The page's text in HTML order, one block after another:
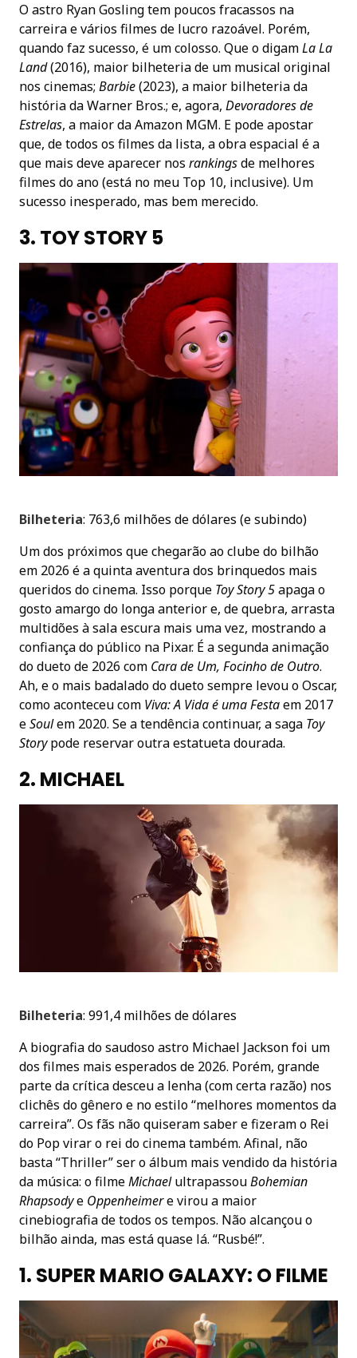
O astro Ryan Gosling tem poucos fracassos na
carreira e vários filmes de lucro razoável. Porém,
quando faz sucesso, é um colosso. Que o digamLa La
Land(2016), maior bilheteria de um musical original
nos cinemas; Barbie(2023), a maior bilheteria da
história da Warner Bros.; e, agora, Devoradores de
Estrelas, a maior da Amazon MGM. E pode apostar
que, de todos os filmes da lista, a obra espacial é a
que mais deve aparecer nos rankingsde melhores
filmes do ano (está no meu Top 10, inclusive). Um
sucesso inesperado, mas bem merecido.
3. TOY STORY 5
Bilheteria: 763,6 milhões de dólares (e subindo)
Um dos próximos que chegarão ao clube do bilhão
em 2026 é a quinta aventura dos brinquedos mais
queridos do cinema. Isso porque Toy Story 5apaga o
gosto amargo do longa anterior e, de quebra, arrasta
multidões à sala escura mais uma vez, mostrando a
confiança do público na Pixar. É a segunda animação
do dueto de 2026 com Cara de Um, Focinho de Outro.
Ah, e o mais badalado do dueto sempre levou o Oscar,
como aconteceu com Viva: A Vida é uma Festaem 2017
eSoulem 2020. Se a tendência continuar, a saga Toy
Storypode reservar outra estatueta dourada.
2. MICHAEL
Bilheteria: 991,4 milhões de dólares
A biografia do saudoso astro Michael Jackson foi um
dos filmes mais esperados de 2026. Porém, grande
parte da crítica desceu a lenha (com certa razão) nos
clichês do gênero e no estilo “melhores momentos da
carreira”. Os fãs não quiseram saber e fizeram o Rei
do Pop virar o rei do cinema também. Afinal, não
basta “Thriller” ser o álbum mais vendido da história
da música: o filmeMichaelultrapassouBohemian
Rhapsodye Oppenheimere virou a maior
cinebiografia de todos os tempos. Não alcançou o
bilhão ainda, mas está quase lá. “Rusbé!”.
1. SUPER MARIO GALAXY: O FILME